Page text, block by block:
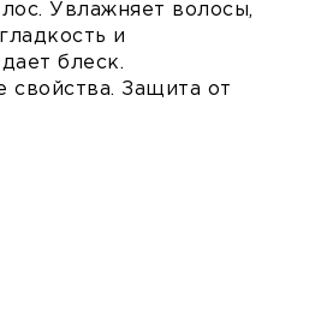
Увлажняет волосы,
и
блеск.
свойства. Защита от